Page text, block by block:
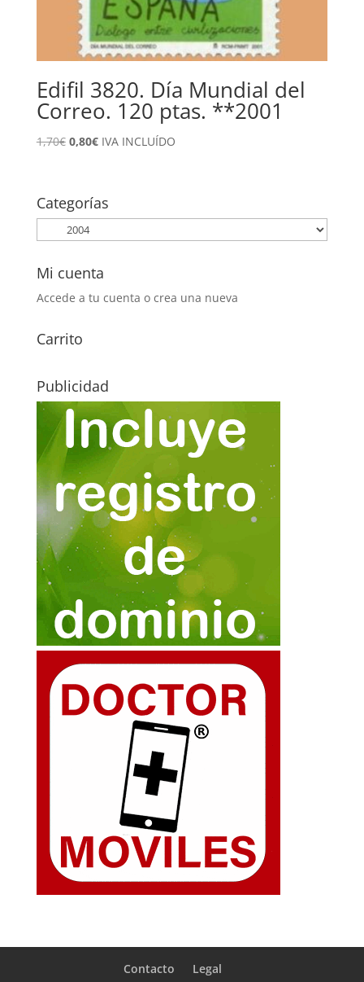
Edifil 3820. Día Mundial del
Correo. 120 ptas. **2001
1,70€ El
1,70€.
0,80€El
0,80€.
IVA INCLUÍDO
Categorías
Mi cuenta
Accede a tu cuenta o crea una nueva
Carrito
Publicidad
Contacto Legal